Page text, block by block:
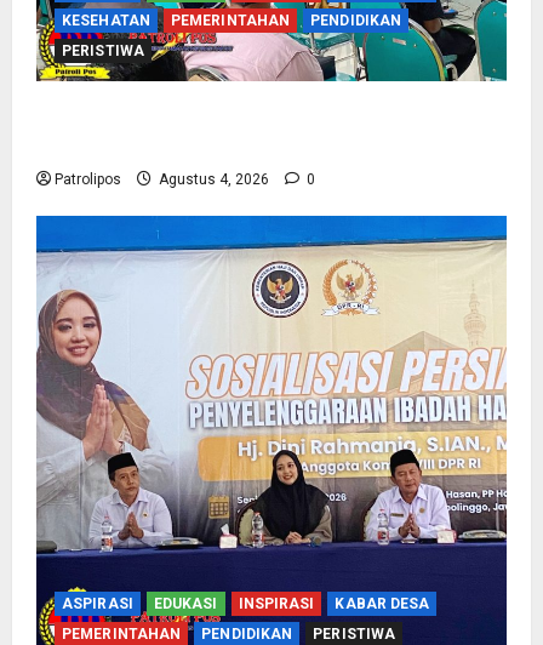
KESEHATAN
PEMERINTAHAN
PENDIDIKAN
PERISTIWA
Patrolipos Agustus 4, 2026 0
ASPIRASI EDUKASI INSPIRASI
KABAR DESA
PEMERINTAHAN
PENDIDIKAN PERISTIWA